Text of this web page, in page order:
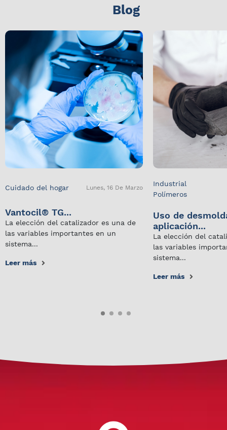
Blog
Cuidado del hogar Lunes, 16 De Marzo
Vantocil® TG...
La elección del catalizador es una de
las variables importantes en un
sistema...
Leer más
Industrial
Polímeros
Uso de
aplicación...
La elección del
las variables
sistema...
Leer más